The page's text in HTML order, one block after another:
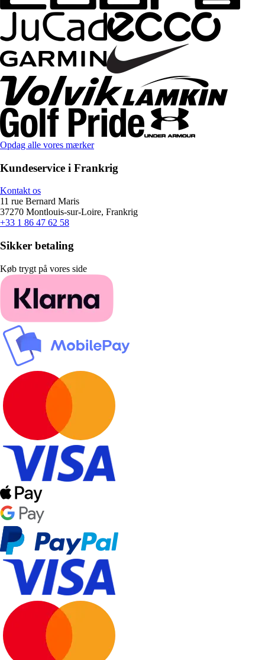
Opdag alle vores mærker
Kundeservice i Frankrig
Kontakt os
11 rue Bernard Maris
37270 Montlouis-sur-Loire, Frankrig
+33 1 86 47 62 58
Sikker betaling
Køb trygt på vores side